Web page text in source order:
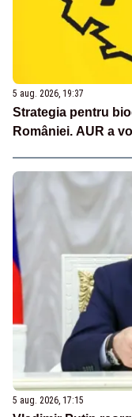
5 aug. 2026, 19:37
Strategia pentru
României. AUR a
5 aug. 2026, 17:15